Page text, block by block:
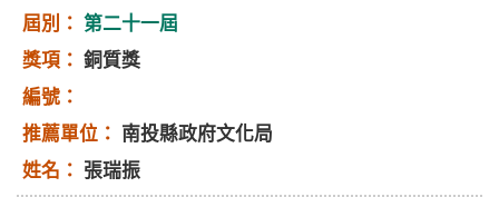
第二十一屆
銅質獎
南投縣政府文化局
張瑞振